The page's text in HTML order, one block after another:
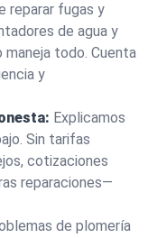
reparar fugas y
de agua y
todo. Cuenta
y
Explicamos
Sin tarifas
cotizaciones
reparaciones—
de plomería